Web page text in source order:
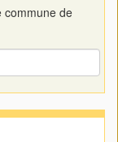
commune de